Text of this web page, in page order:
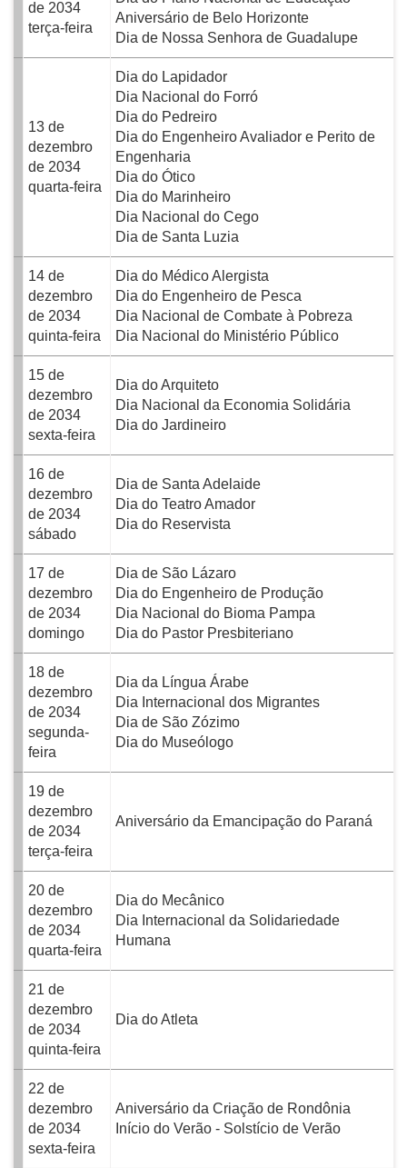
de 2034
terça-feira
Aniversário de Belo Horizonte
Dia de Nossa Senhora de Guadalupe
13 de
dezembro
de 2034
quarta-feira
Dia do Lapidador
Dia Nacional do Forró
Dia do Pedreiro
Dia do Engenheiro Avaliador e Perito de
Engenharia
Dia do Ótico
Dia do Marinheiro
Dia Nacional do Cego
Dia de Santa Luzia
14 de
dezembro
de 2034
quinta-feira
Dia do Médico Alergista
Dia do Engenheiro de Pesca
Dia Nacional de Combate à Pobreza
Dia Nacional do Ministério Público
15 de
dezembro
de 2034
sexta-feira
Dia do Arquiteto
Dia Nacional da Economia Solidária
Dia do Jardineiro
16 de
dezembro
de 2034
sábado
Dia de Santa Adelaide
Dia do Teatro Amador
Dia do Reservista
17 de
dezembro
de 2034
domingo
Dia de São Lázaro
Dia do Engenheiro de Produção
Dia Nacional do Bioma Pampa
Dia do Pastor Presbiteriano
18 de
dezembro
de 2034
segunda-
feira
Dia da Língua Árabe
Dia Internacional dos Migrantes
Dia de São Zózimo
Dia do Museólogo
19 de
dezembro
de 2034
terça-feira
Aniversário da Emancipação do Paraná
20 de
dezembro
de 2034
quarta-feira
Dia do Mecânico
Dia Internacional da Solidariedade
Humana
21 de
dezembro
de 2034
quinta-feira
Dia do Atleta
22 de
dezembro
de 2034
sexta-feira
Aniversário da Criação de Rondônia
Início do Verão - Solstício de Verão